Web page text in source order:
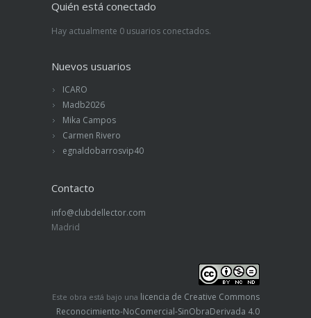
Quién está conectado
Hay actualmente 0 usuarios conectados.
Nuevos usuarios
ICARO
Madb2026
Mika Campos
Carmen Rivero
egnaldobarrosvip40
Contacto
info@clubdellector.com
Madrid
Este obra está bajo una licencia de Creative Commons
Reconocimiento-NoComercial-SinObraDerivada 4.0